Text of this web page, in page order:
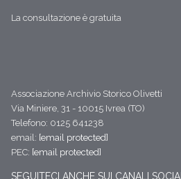
La consultazione è gratuita
Associazione Archivio Storico Olivetti
Via Miniere, 31 - 10015 Ivrea (TO)
Telefono: 0125 641238
email: [email protected]
PEC: [email protected]
SEGUITECI ANCHE SUI CANALI SOCIAL